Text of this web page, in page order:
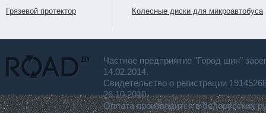
Грязевой протектор Колесные диски для микроавтобуса
Частное предприятие "Город шин"
14.02.2014.
Свидетельство о регистрации
26.10.2010.
Оплата производится в белорусских